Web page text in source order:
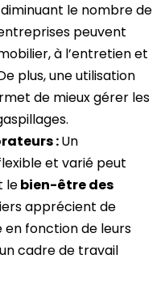
diminuant le nombre de
peuvent
à l’entretien et
plus, une utilisation
de mieux gérer les
:Un
et varié peut
lebien-être des
apprécient de
en fonction de leurs
cadre de travail